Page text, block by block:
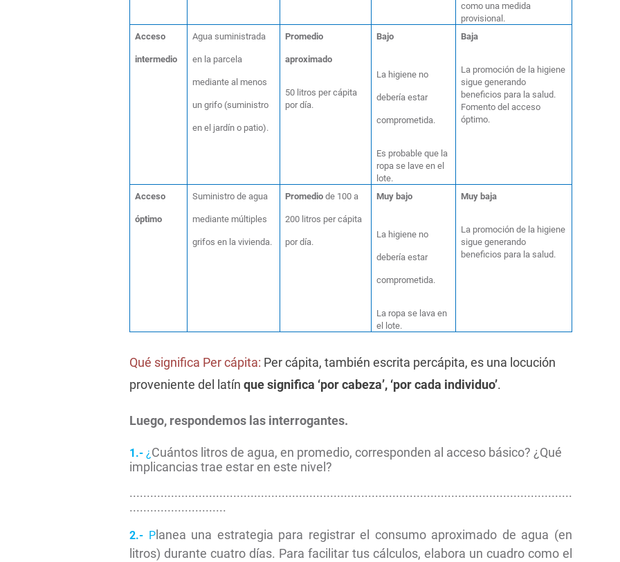
como una medida
provisional.
Acceso
intermedio
Agua suministrada
en la parcela
mediante al menos
un grifo (suministro
en el jardín o patio).
Promedio
aproximado
50 litros per cápita
por día.
Bajo
La higiene no
debería estar
comprometida.
Es probable que la
ropa se lave en el
lote.
Baja
La promoción de la higiene
sigue generando
beneficios para la salud.
Fomento del acceso
óptimo.
Acceso
óptimo
Suministro de agua
mediante múltiples
grifos en la vivienda.
Promedio de 100 a
200 litros per cápita
por día.
Muy bajo
La higiene no
debería estar
comprometida.
La ropa se lava en
el lote.
Muy baja
La promoción de la higiene
sigue generando
beneficios para la salud.
Qué significa Per cápita: Per cápita, también escrita percápita, es una locución
proveniente del latín que significa ‘por cabeza’, ‘por cada individuo’.
Luego, respondemos las interrogantes.
1.- ¿ Cuántos litros de agua, en promedio, corresponden al acceso básico? ¿Qué
implicancias trae estar en este nivel?
................................................................................................................................
............................
2.- Planea una estrategia para registrar el consumo aproximado de agua (en
litros) durante cuatro días. Para facilitar tus cálculos, elabora un cuadro como el